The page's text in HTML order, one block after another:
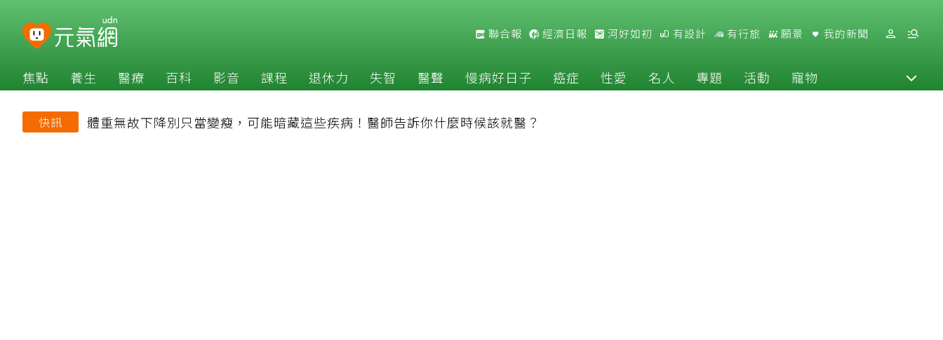
聯合報 經濟日報 河好如初 有設計 有行旅 願景 我的新聞
焦點 養生 醫療 百科 影音 課程 退休力 失智 醫聲 慢病好日子 癌症 性愛 名人 專題 活動 寵物
快訊 體重無故下降別只當變瘦，可能暗藏這些疾病！醫師告訴你什麼時候該就醫？